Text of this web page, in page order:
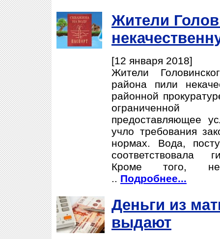
Жители
[12 января 2018]
Жители
района пили
районной
предоставляющее
учло требования
нормах. Вода,
соответствовала
Кроме того,
.. Подробнее...
Деньги из
выдают